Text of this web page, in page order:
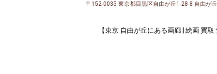
〒152-0035 東京都目黒区自由が丘1-28-8 自由が
【東京 自由が丘にある画廊 | 絵画 買取